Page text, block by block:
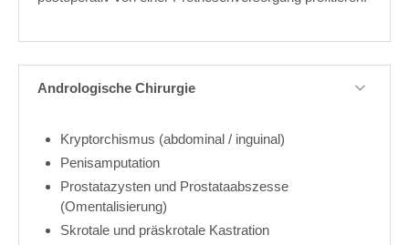
Andrologische Chirurgie
Kryptorchismus (abdominal / inguinal)
Penisamputation
Prostatazysten und Prostataabszesse
(Omentalisierung)
Skrotale und präskrotale Kastration